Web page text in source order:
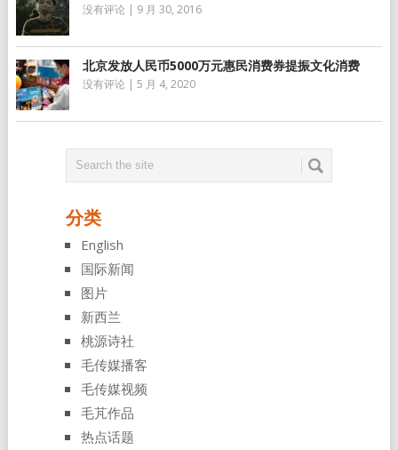
没有评论 | 9 月 30, 2016
北京发放人民币5000万元惠民消费券提振文化消费
没有评论 | 5 月 4, 2020
分类
English
国际新闻
图片
新西兰
桃源诗社
毛传媒播客
毛传媒视频
毛芃作品
热点话题